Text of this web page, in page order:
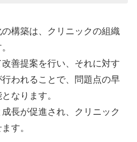
構築は、クリニックの組織
善提案を行い、それに対す
われることで、問題点の早
なります。
長が促進され、クリニック
す。